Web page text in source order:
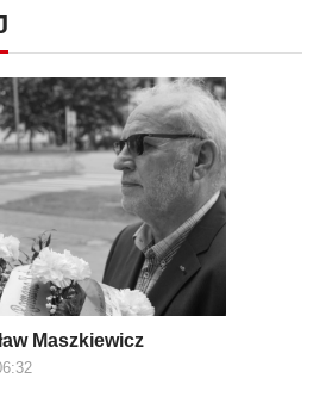
Maszkiewicz